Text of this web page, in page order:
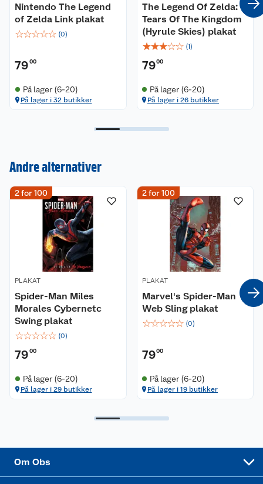
Nintendo The Legend
of Zelda Link plakat
☆☆☆☆☆ (0)
7900
På lager (6-20)
På lager i 32 butikker
The Legend Of Zelda:
Tears Of The Kingdom
(Hyrule Skies) plakat
☆☆☆☆☆ (1)
7900
På lager (6-20)
På lager i 26 butikker
Andre alternativer
2 for 100
PLAKAT
Spider-Man Miles
Morales Cybernetc
Swing plakat
☆☆☆☆☆ (0)
7900
På lager (6-20)
På lager i 29 butikker
2 for 100
PLAKAT
Marvel's Spider-Man
Web Sling plakat
☆☆☆☆☆ (0)
7900
På lager (6-20)
På lager i 19 butikker
Om Obs
Om oss
Nyheter
Våre butikker
Våre merkevarer
Coop kjeder
Ledige stillinger
Bærekraft
Kontakt oss
Angre- og returrett
Reklamasjon og garanti
Ofte stilte spørsmål
Betalingsalternativer
Leveringsalternativer
Pakkesporing
Kjøpsvilkår
Åpent kjøp
Coop medlem
Klikk og hent
Festdrakter til hele familien
Hagemøbler og utemøbler